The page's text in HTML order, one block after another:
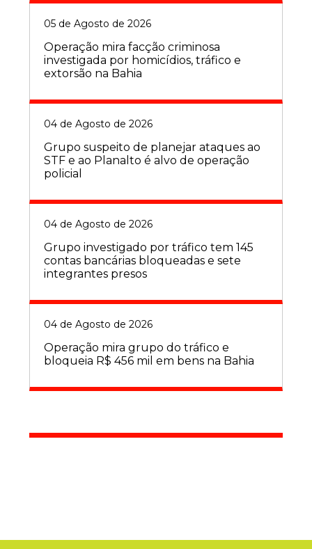
05 de Agosto de 2026
Operação mira facção criminosa
investigada por homicídios, tráfico e
extorsão na Bahia
04 de Agosto de 2026
Grupo suspeito de planejar ataques ao
STF e ao Planalto é alvo de operação
policial
04 de Agosto de 2026
Grupo investigado por tráfico tem 145
contas bancárias bloqueadas e sete
integrantes presos
04 de Agosto de 2026
Operação mira grupo do tráfico e
bloqueia R$ 456 mil em bens na Bahia